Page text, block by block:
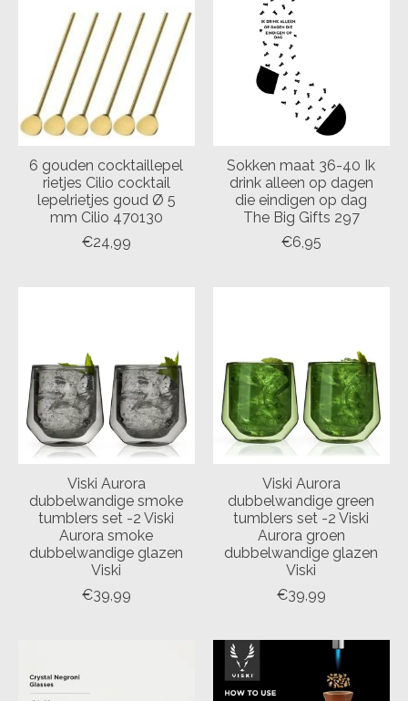
6 gouden cocktaillepel
rietjes Cilio cocktail
lepelrietjes goud Ø 5
mm Cilio 470130
€24,99
Sokken maat 36-40 Ik
drink alleen op dagen
die eindigen op dag
The Big Gifts 297
€6,95
Viski Aurora
dubbelwandige smoke
tumblers set -2 Viski
Aurora smoke
dubbelwandige glazen
Viski
€39,99
Viski Aurora
dubbelwandige green
tumblers set -2 Viski
Aurora groen
dubbelwandige glazen
Viski
€39,99